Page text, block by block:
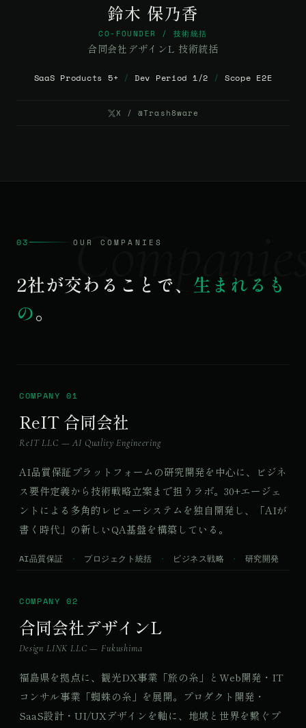
鈴木 保乃香
CO-FOUNDER / 技術統括
合同会社デザインL 技術統括
SaaS Products 5+ / Dev Period 1/2 / Scope E2E
X / @Trash8ware
03 OUR COMPANIES
2社が交わることで、 生まれるも
の。
COMPANY 01
ReIT 合同会社
ReIT LLC — AI Quality Engineering
AI品質保証プラットフォームの研究開発を中心に、ビジネ
ス要件定義から技術戦略立案まで担うラボ。30+エージェ
ントによる多角的レビューシステムを独自開発し、「AIが
書く時代」の新しいQA基盤を構築している。
AI品質保証 プロジェクト統括 ビジネス戦略 研究開発
COMPANY 02
合同会社デザインL
Design LINK LLC — Fukushima
福島県を拠点に、観光DX事業「旅の糸」とWeb開発・IT
コンサル事業「蜘蛛の糸」を展開。プロダクト開発・
SaaS設計・UI/UXデザインを軸に、地域と世界を繋ぐプ